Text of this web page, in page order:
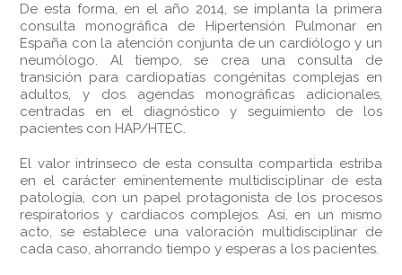
De esta forma, en el año 2014, se implanta la primera
consulta monográfica de Hipertensión Pulmonar en
España con la atención conjunta de un cardiólogo y un
neumólogo. Al tiempo, se crea una consulta de
transición para cardiopatías congénitas complejas en
adultos, y dos agendas monográficas adicionales,
centradas en el diagnóstico y seguimiento de los
pacientes con HAP/HTEC.
El valor intrínseco de esta consulta compartida estriba
en el carácter eminentemente multidisciplinar de esta
patología, con un papel protagonista de los procesos
respiratorios y cardiacos complejos. Así, en un mismo
acto, se establece una valoración multidisciplinar de
cada caso, ahorrando tiempo y esperas a los pacientes.